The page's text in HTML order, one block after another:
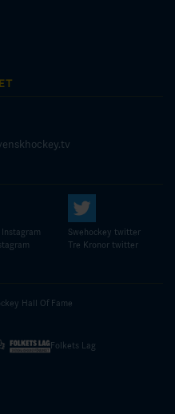
Swehockey twitter
Tre Kronor twitter
Hall Of Fame
Folkets Lag